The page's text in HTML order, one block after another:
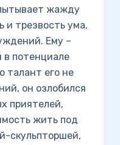
жажду
и трезвость ума,
Ему –
в потенциале
талант его не
он озлобился
приятелей,
жить под
скульпторшей,